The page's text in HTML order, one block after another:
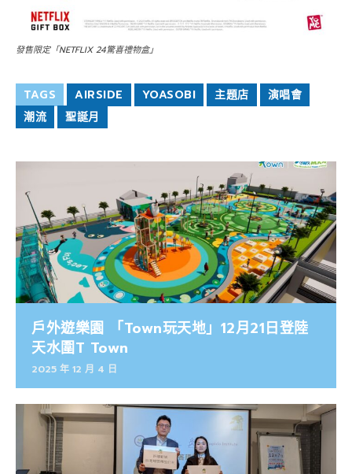
發售限定「NETFLIX 24驚喜禮物盒」
TAGS AIRSIDE YOASOBI 主題店
演唱會
潮流
聖誕月
戶外遊樂園 「Town玩天地」12月21日登陸
天水圍T Town
2025 年 12 月 4 日